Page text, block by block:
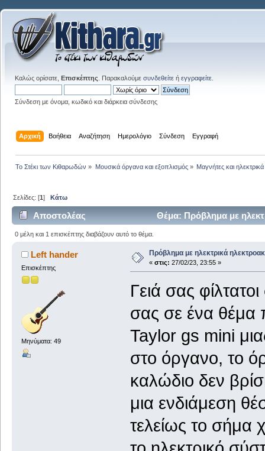
Καλώς ορίσατε, Επισκέπτης . Παρακαλούμε συνδεθείτε ή εγγραφείτε
Σύνδεση με όνομα, κωδικό και διάρκεια σύνδεσης
Αρχική Βοήθεια Αναζήτηση Ημερολόγιο Σύνδεση Εγγραφή
Το Στέκι των Κιθαρωδών » Μουσικά όργανα και εξοπλισμός» Μαγνήτες και ηλεκτρικά
Σελίδες: [1]Κάτω
Αποστολέας Θέμα: Πρόβλημα με
0 μέλη και 1 επισκέπτης διαβάζουν αυτό το θέμα.
Left hander
Επισκέπτης
Μηνύματα: 49
Πρόβλημα με ηλεκτρικά
« στις: 27/02/23, 23:55 »
Γειά σας
σας σε ένα θέμα
Taylor gs mini
στο όργανο, το
καλώδιο δεν
μια ενδιάμεση
τελείως το σήμα